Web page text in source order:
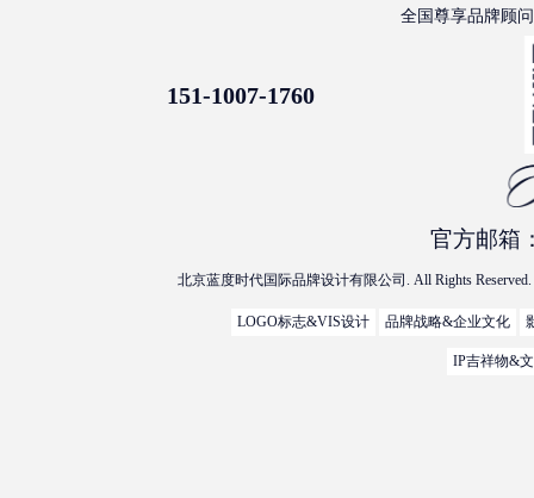
全国尊享品牌顾
151-1007-1760
官方邮箱
北京蓝度时代国际品牌设计有限公司. All Rights
LOGO标志&VIS设计 品牌战略&企业文化
IP吉祥物&